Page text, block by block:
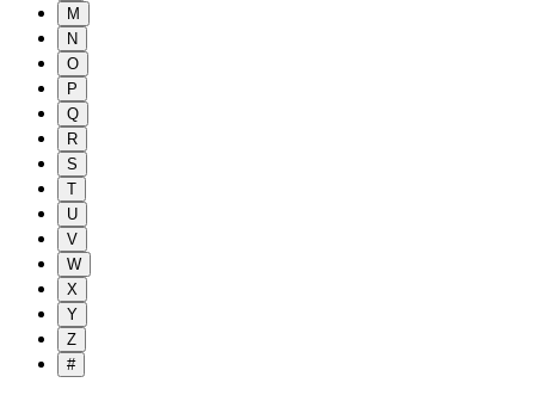
M
N
O
P
Q
R
S
T
U
V
W
X
Y
Z
#